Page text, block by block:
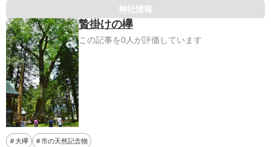
神社情報
贄掛けの欅
この記事を0人が評価しています
大欅 市の天然記念物